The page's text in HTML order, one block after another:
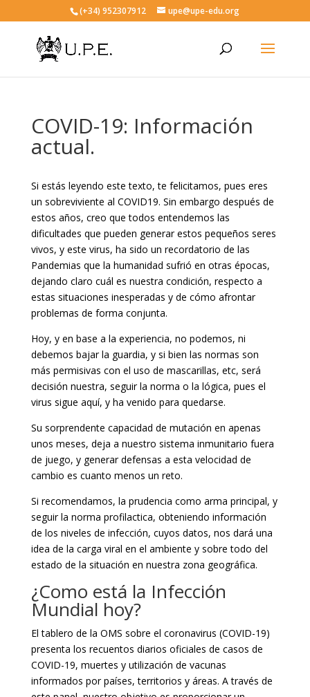
(+34) 952307912 upe@upe-edu.org
COVID-19: Información
actual.
Si estás leyendo este texto, te felicitamos, pues eres
un sobreviviente al COVID19. Sin embargo después de
estos años, creo que todos entendemos las
dificultades que pueden generar estos pequeños seres
vivos, y este virus, ha sido un recordatorio de las
Pandemias que la humanidad sufrió en otras épocas,
dejando claro cuál es nuestra condición, respecto a
estas situaciones inesperadas y de cómo afrontar
problemas de forma conjunta.
Hoy, y en base a la experiencia, no podemos, ni
debemos bajar la guardia, y si bien las normas son
más permisivas con el uso de mascarillas, etc, será
decisión nuestra, seguir la norma o la lógica, pues el
virus sigue aquí, y ha venido para quedarse.
Su sorprendente capacidad de mutación en apenas
unos meses, deja a nuestro sistema inmunitario fuera
de juego, y generar defensas a esta velocidad de
cambio es cuanto menos un reto.
Si recomendamos, la prudencia como arma principal, y
seguir la norma profilactica, obteniendo información
de los niveles de infección, cuyos datos, nos dará una
idea de la carga viral en el ambiente y sobre todo del
estado de la situación en nuestra zona geográfica.
¿Como está la Infección
Mundial hoy?
El tablero de la OMS sobre el coronavirus (COVID-19)
presenta los recuentos diarios oficiales de casos de
COVID-19, muertes y utilización de vacunas
informados por países, territorios y áreas. A través de